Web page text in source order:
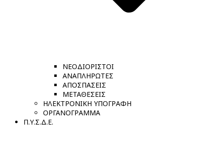
ΝΕΟΔΙΟΡΙΣΤΟΙ
ΑΝΑΠΛΗΡΩΤΕΣ
ΑΠΟΣΠΑΣΕΙΣ
ΜΕΤΑΘΕΣΕΙΣ
ΗΛΕΚΤΡΟΝΙΚΗ ΥΠΟΓΡΑΦΗ
ΟΡΓΑΝΟΓΡΑΜΜΑ
Π.Υ.Σ.Δ.Ε.